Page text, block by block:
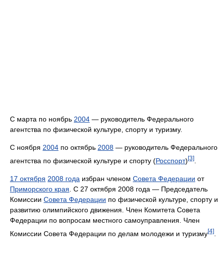
С марта по ноябрь 2004 — руководитель Федерального
агентства по физической культуре, спорту и туризму.
С ноября 2004 по октябрь 2008 — руководитель Федерального
агентства по физической культуре и спорту (Росспорт) [3]
17 октября 2008 года избран членом Совета Федерации от
Приморского края . С 27 октября 2008 года — Председатель
Комиссии Совета Федерации по физической культуре, спорту и
развитию олимпийского движения. Член Комитета Совета
Федерации по вопросам местного самоуправления. Член
Комиссии Совета Федерации по делам молодежи и туризму[4]